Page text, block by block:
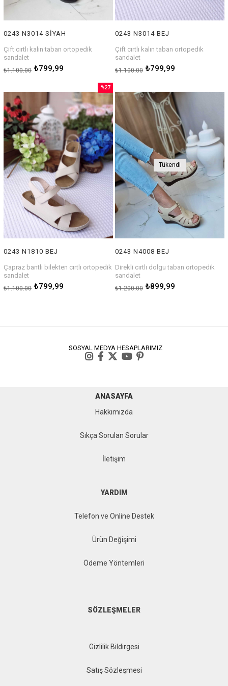
0243 N3014 SİYAH
Çift cırtlı kalın taban ortopedik
sandalet
₺799,99
₺1.100,00
0243 N3014 BEJ
Çift cırtlı kalın taban ortopedik
sandalet
₺799,99
₺1.100,00
0243 N1810 BEJ
Çapraz bantlı bilekten cırtlı ortopedik
sandalet
₺799,99
₺1.100,00
%27
İndirim
%27İndirim
Tükendi
0243 N4008 BEJ
Direkli cırtlı dolgu taban ortopedik
sandalet
₺899,99
₺1.200,00
SOSYAL MEDYA HESAPLARIMIZ
ANASAYFA
Hakkımızda
Sıkça Sorulan Sorular
İletişim
YARDIM
Telefon ve Online Destek
Ürün Değişimi
Ödeme Yöntemleri
SÖZLEŞMELER
Gizlilik Bildirgesi
Satış Sözleşmesi